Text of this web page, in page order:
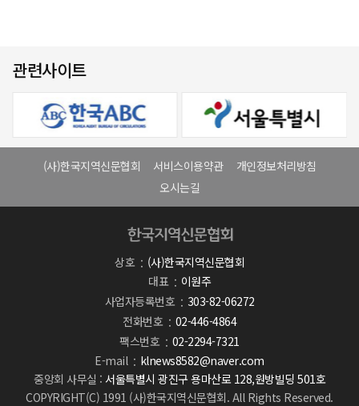
관련사이트
(사)한국지역신문협회 서비스이용약관
개인정보처리방침
오시는길
상호
(사)한국지역신문협회
대표
이원주
사업자등록번호
303-82-06272
전화번호
02-446-4864
팩스번호
02-2294-7321
E-mail
klnews8582@naver.com
중앙회 사무실 : 서울특별시 광진구 용마산로 128,원방빌딩 501호
COPYRIGHT(C) 1991 (사)한국지역신문협회. All Rights Reserved.